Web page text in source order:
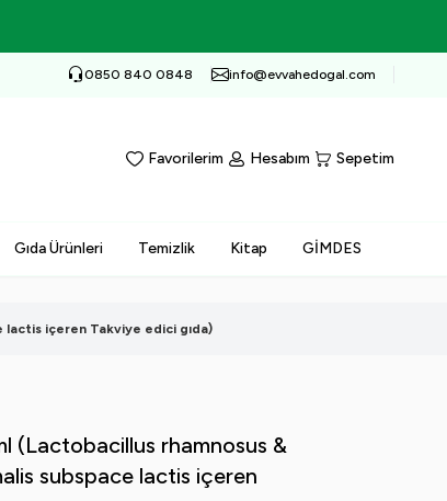
0850 840 0848 info@evvahedogal.com
Favorilerim Hesabım Sepetim
Gıda Ürünleri Temizlik Kitap GİMDES
içeren Takviye edici gıda)
(Lactobacillus rhamnosus &
subspace lactis içeren